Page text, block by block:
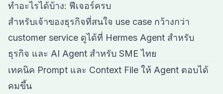
ทำอะไรได้บ้าง: ฟีเจอร์ครบ
สำหรับเจ้าของธุรกิจที่สนใจ use case กว้างกว่า
customer service ดูได้ที่ Hermes Agent สำหรับ
ธุรกิจ และ AI Agent สำหรับ SME ไทย
เทคนิค Prompt และ Context File ให้ Agent ตอบได้
คมขึ้น